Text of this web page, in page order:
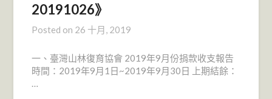
20191026》
Posted on 26 十月, 2019
一、臺灣山林復育協會 2019年9月份捐款收支報告
時間：2019年9月1日~2019年9月30日 上期結餘：
…